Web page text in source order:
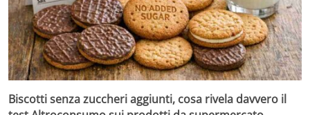
Biscotti senza zuccheri aggiunti, cosa rivela davvero il